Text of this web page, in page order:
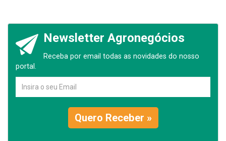
Newsletter Agronegócios
Receba por email todas as novidades do nosso
portal.
Quero Receber »